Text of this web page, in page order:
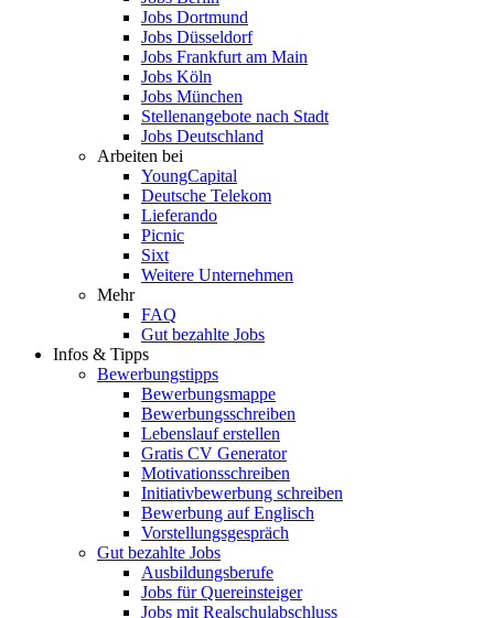
Jobs Dortmund
Jobs Düsseldorf
Jobs Frankfurt am Main
Jobs Köln
Jobs München
Stellenangebote nach Stadt
Jobs Deutschland
Arbeiten bei
YoungCapital
Deutsche Telekom
Lieferando
Picnic
Sixt
Weitere Unternehmen
Mehr
FAQ
Gut bezahlte Jobs
Infos & Tipps
Bewerbungstipps
Bewerbungsmappe
Bewerbungsschreiben
Lebenslauf erstellen
Gratis CV Generator
Motivationsschreiben
Initiativbewerbung schreiben
Bewerbung auf Englisch
Vorstellungsgespräch
Gut bezahlte Jobs
Ausbildungsberufe
Jobs für Quereinsteiger
Jobs mit Realschulabschluss